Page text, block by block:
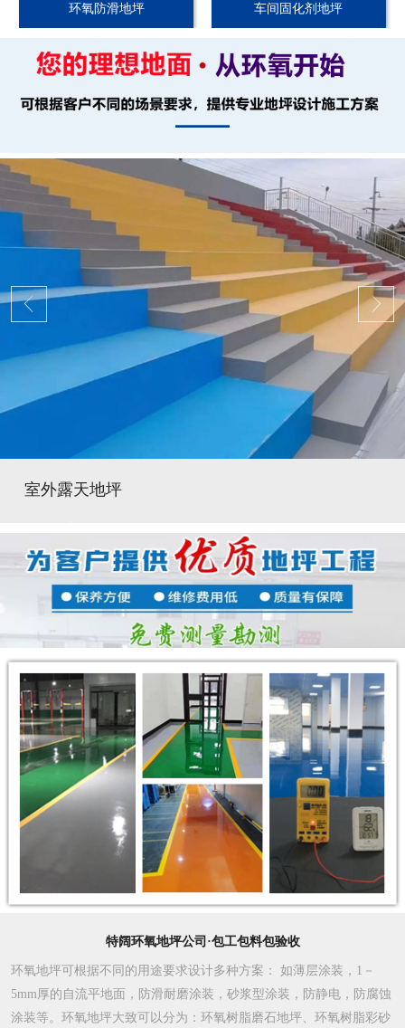
环氧防滑地坪 车间固化剂地坪
室外露天地坪
特阔环氧地坪公司·包工包料包验收
环氧地坪可根据不同的用途要求设计多种方案 ： 如薄层涂装，1－
5mm厚的自流平地面，防滑耐磨涂装，砂浆型涂装，防静电，防腐蚀
涂装等。环氧地坪大致可以分为：环氧树脂磨石地坪、环氧树脂彩砂